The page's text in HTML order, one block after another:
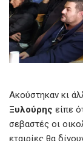
Ακούστηκαν κι
Ξυλούρης είπε
σεβαστές οι
εταιρίες θα